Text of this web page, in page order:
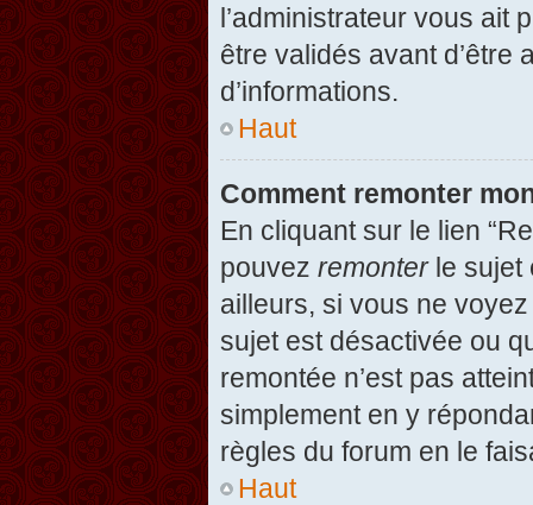
l’administrateur vous ait
être validés avant d’être
d’informations.
Haut
Comment remonter
En cliquant sur le lien
pouvez remonterle sujet
ailleurs, si vous ne
sujet est désactivée ou
remontée n’est pas
simplement en y
règles du forum en le
Haut